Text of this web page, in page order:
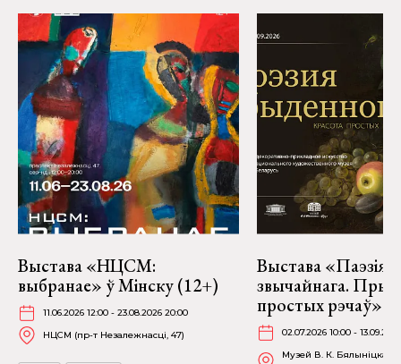
Выстава «НЦСМ:
выбранае» ў Мінску (12+)
11.06.2026 12:00 - 23.08.2026 20:00
НЦСМ (пр-т Незалежнасці, 47)
Выстава «Паэзія
звычайнага.
простых рэчаў» у
02.07.2026 10:00 -
Музей В. К. Бялыніцкага-